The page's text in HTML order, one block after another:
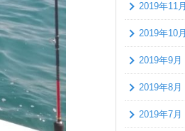
2019年11月
2019年10月
2019年9月
2019年8月
2019年7月